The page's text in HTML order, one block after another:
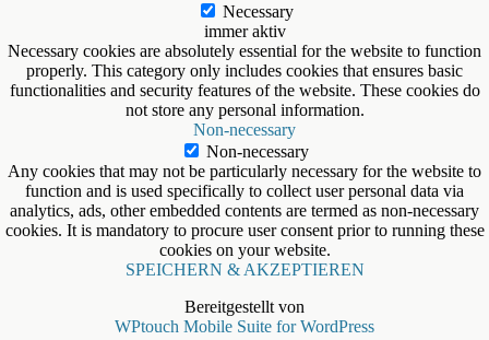
Necessary
immer aktiv
Necessary cookies are absolutely essential for the website to function
properly. This category only includes cookies that ensures basic
functionalities and security features of the website. These cookies do
not store any personal information.
Non-necessary
Non-necessary
Any cookies that may not be particularly necessary for the website to
function and is used specifically to collect user personal data via
analytics, ads, other embedded contents are termed as non-necessary
cookies. It is mandatory to procure user consent prior to running these
cookies on your website.
SPEICHERN & AKZEPTIEREN
Bereitgestellt von
WPtouch Mobile Suite for WordPress